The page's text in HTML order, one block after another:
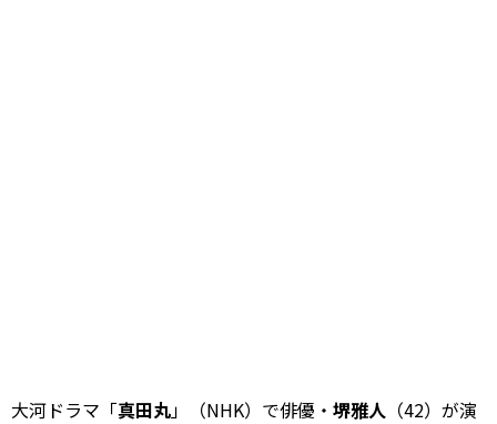
大河ドラマ「真田丸」（NHK）で俳優・ 堺雅人 （42）が演